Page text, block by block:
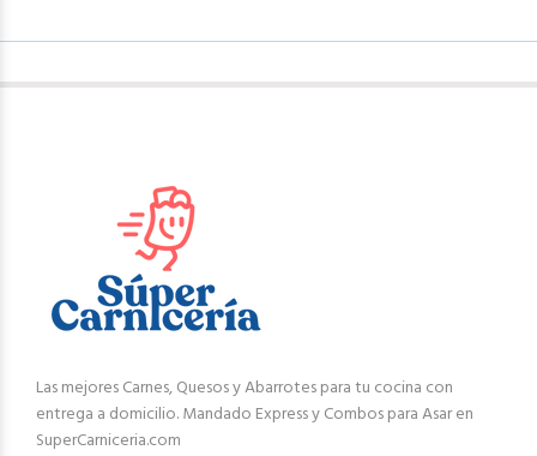
Las mejores Carnes, Quesos y Abarrotes para tu cocina con
entrega a domicilio. Mandado Express y Combos para Asar en
SuperCarniceria.com